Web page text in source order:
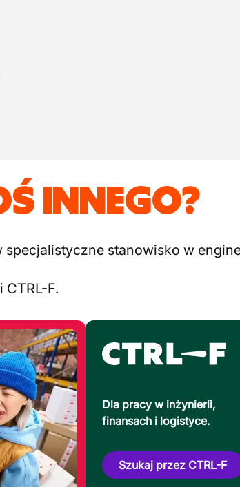
INNEGO?
stanowisko w
F.
Dla pracy w inżynierii,
finansach i logistyce.
Szukaj przez CTRL-F